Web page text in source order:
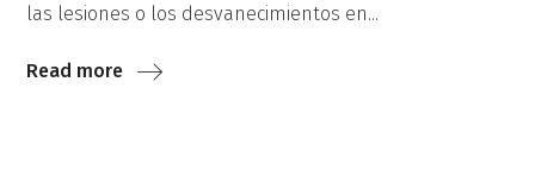
las lesiones o los desvanecimientos en...
Read more